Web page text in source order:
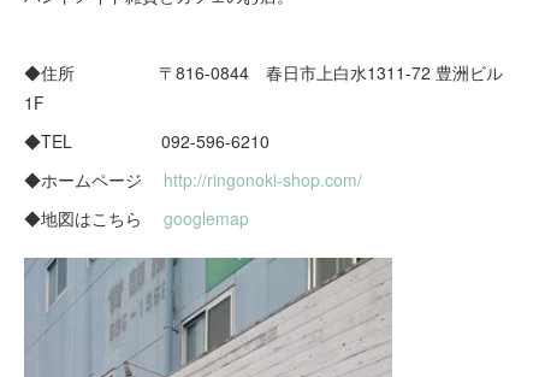
◆住所 〒816-0844 春日市上白水1311-72 豊洲ビル
1F
◆TEL 092-596-6210
◆ホームページ http://ringonoki-shop.com/
◆地図はこちら googlemap